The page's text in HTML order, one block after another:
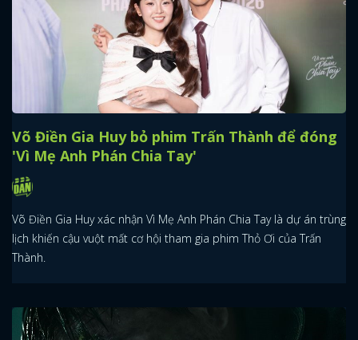
Võ Điền Gia Huy bỏ phim Trấn Thành để đóng
'Vì Mẹ Anh Phán Chia Tay'
Võ Điền Gia Huy xác nhận Vì Mẹ Anh Phán Chia Tay là dự án trùng
lịch khiến cậu vuột mất cơ hội tham gia phim Thỏ Ơi của Trấn
Thành.